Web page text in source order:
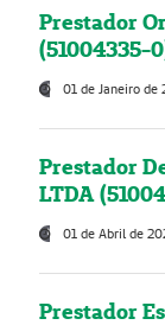
Prestador
(51004335-
01 de Janeiro de
Prestador
LTDA
01 de Abril de
Prestador